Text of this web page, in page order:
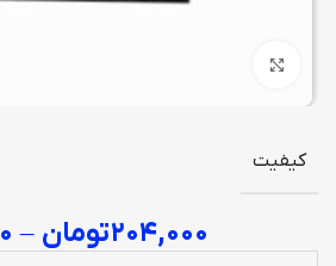
کیفیت
۲۰۴,۰۰۰تومان – ۰